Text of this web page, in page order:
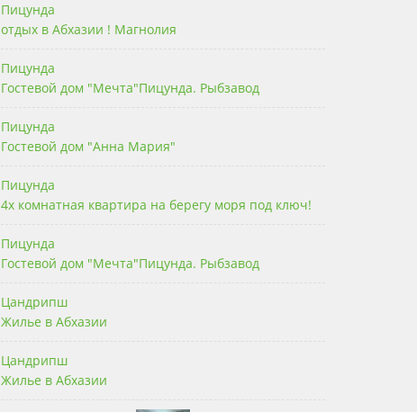
Пицунда
отдых в Абхазии ! Магнолия
Пицунда
Гостевой дом "Мечта"Пицунда. Рыбзавод
Пицунда
Гостевой дом "Анна Мария"
Пицунда
4х комнатная квартира на берегу моря под ключ!
Пицунда
Гостевой дом "Мечта"Пицунда. Рыбзавод
Цандрипш
Жилье в Абхазии
Цандрипш
Жилье в Абхазии